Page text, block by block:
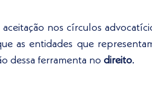
nos círculos
as entidades que
dessa ferramenta no direito.